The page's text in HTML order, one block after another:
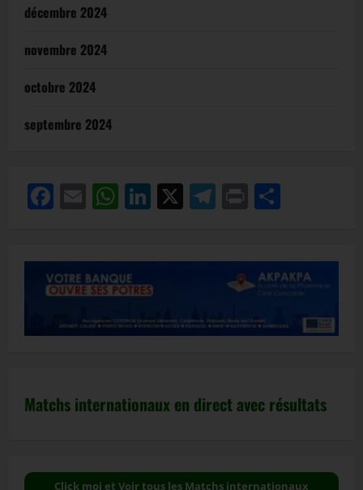
décembre 2024
novembre 2024
octobre 2024
septembre 2024
Facebook
EmailWhatsApp
LinkedIn
X Telegram
Print
Matchs internationaux en direct avec résultats
Click moi et Voir tous les Matchs internationaux